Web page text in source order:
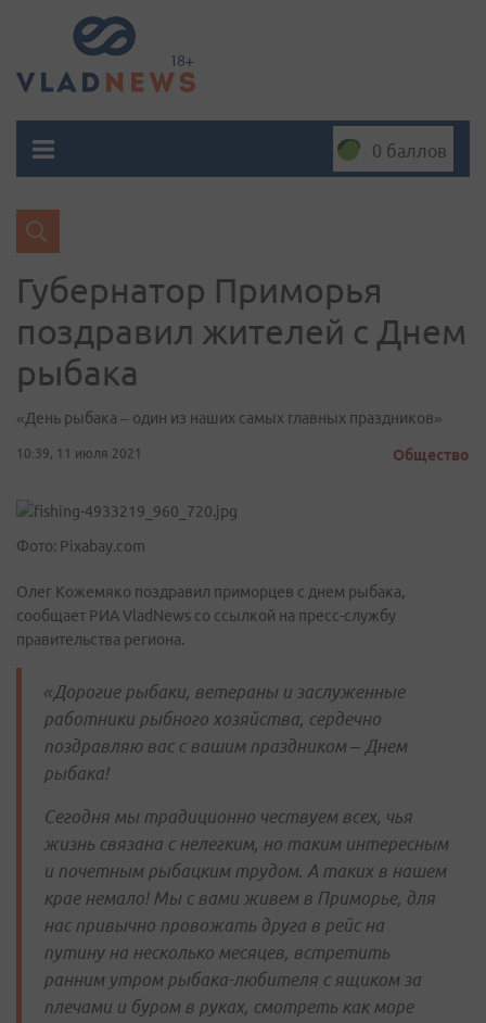
0 баллов
Губернатор Приморья
поздравил жителей с Днем
рыбака
«День рыбака – один из наших самых главных праздников»
10:39, 11 июля 2021 Общество
Фото: Pixabay.com
Олег Кожемяко поздравил приморцев с днем рыбака,
сообщает РИА VladNews со ссылкой на пресс-службу
правительства региона.
«Дорогие рыбаки, ветераны и заслуженные
работники рыбного хозяйства, сердечно
поздравляю вас с вашим праздником – Днeм
рыбака!
Сегодня мы традиционно чествуем всех, чья
жизнь связана с нелегким, но таким интересным
и почетным рыбацким трудом. А таких в нашем
крае немало! Мы с вами живем в Приморье, для
нас привычно провожать друга в рейс на
путину на несколько месяцев, встретить
ранним утром рыбака-любителя с ящиком за
плечами и буром в руках, смотреть как море